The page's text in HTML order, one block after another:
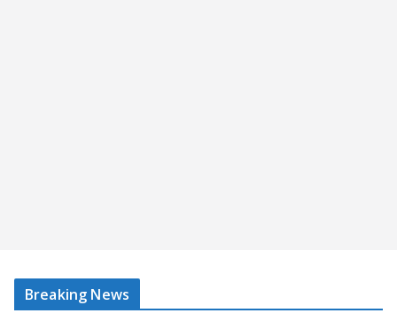
Breaking News